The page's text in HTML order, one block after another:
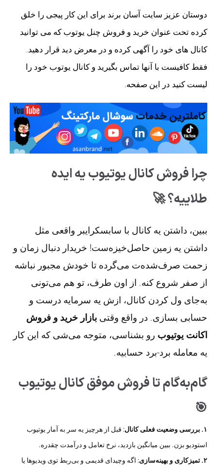
دوستان عزیز سایت آسان برند برای این کار پیجی را خلق
کرده تحت عنوان خرید و فروش چنل یوتوب که می توانید
کانال های خود را آگهی کرده و در معرض دید قرار دهید.
فقط کافیست با آنها تماس بگیرید و کانال یوتوب خود را
لیست کنید در این صفحه.
چرا فروش کانال یوتیوب یه ایده
طلاییه؟ 🚀
ببین، داشتن یه کانال با سابسکرایبر واقعی مثل
داشتن یه زمین حاصل‌خیزه‌ست! خریدار دنبال زمان و
زحمت صرف‌شده‌ت می‌گرده تا خودش مجبور نباشه
از صفر شروع کنه. از اون طرف، تو هم می‌تونی
به‌جای ول کردن کانال، ازش یه سرمایه درست و
حسابی بسازی. در واقع وقتی بازار خرید و فروش
اکانت یوتیوب رو بشناسی، متوجه می‌شی که این کار
یه معامله برد-برد حسابیه.
گام‌به‌گام تا فروش موفق کانال یوتیوب
🎯
۱. بررسی وضعیت فعلی کانال
: قبل از هرچیز یه سر به آمار یوتیوب
استودیو بزن. ببین میانگین بازدید، نرخ تعامل و درآمدت چقدره.
۲. تمیزکاری و بهینه‌سازی
: اگه وچیدای قدیمی و بی‌ربط توی ویدیوها یا